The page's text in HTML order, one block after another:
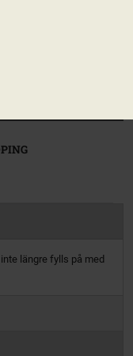
nätverket. Det är
längre fylls på med